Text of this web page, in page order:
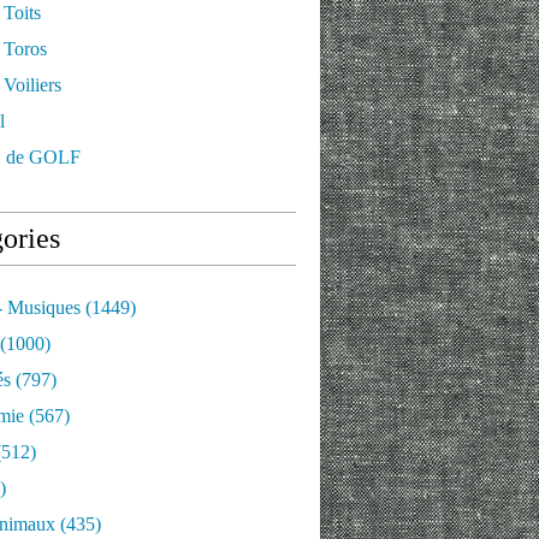
de GOLF
Musiques (1449)
(797)
(567)
(435)